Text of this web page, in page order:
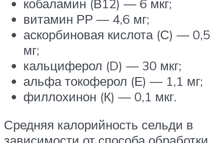
кобаламин (В12) — 6 мкг;
витамин РР — 4,6 мг;
аскорбиновая кислота (С) — 0,5
мг;
кальциферол (D) — 30 мкг;
альфа токоферол (Е) — 1,1 мг;
филлохинон (К) — 0,1 мкг.
Средняя калорийность сельди в
зависимости от способа обработки